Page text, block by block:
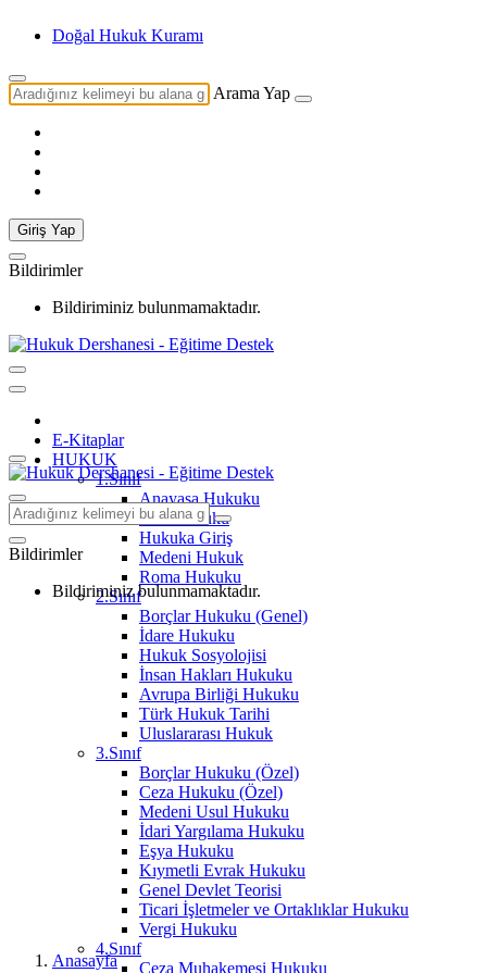
Doğal Hukuk Kuramı Nedir?
Arama Yap
Giriş Yap
Bildirimler
Bildiriminiz bulunmamaktadır.
E-Kitaplar
HUKUK
1.Sınıf
Anayasa Hukuku
Aile Hukuku
Hukuka Giriş
Medeni Hukuk
Roma Hukuku
2.Sınıf
Borçlar Hukuku (Genel)
İdare Hukuku
Hukuk Sosyolojisi
İnsan Hakları Hukuku
Avrupa Birliği Hukuku
Türk Hukuk Tarihi
Uluslararası Hukuk
3.Sınıf
Borçlar Hukuku (Özel)
Ceza Hukuku (Özel)
Medeni Usul Hukuku
İdari Yargılama Hukuku
Eşya Hukuku
Kıymetli Evrak Hukuku
Genel Devlet Teorisi
Ticari İşletmeler ve Ortaklıklar Hukuku
Vergi Hukuku
4.Sınıf
Ceza Muhakemesi Hukuku
Bildirimler
Bildiriminiz bulunmamaktadır.
Anasayfa